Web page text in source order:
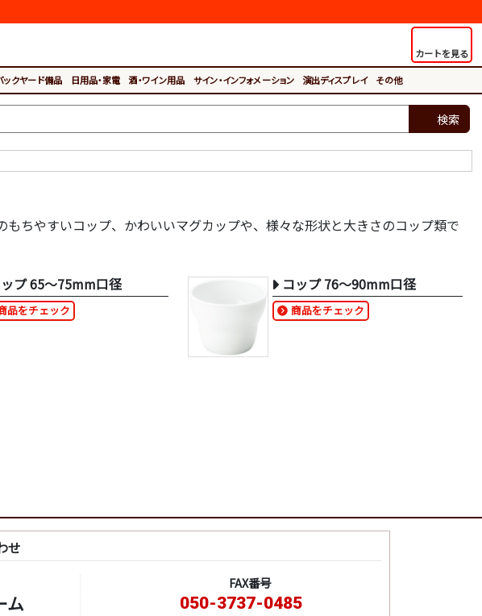
カートを見る
ックヤード備品 日用品・家電 酒・ワイン用品 サイン・インフォメーション 演出ディスプレイ その他
検索
ちやすいコップ、かわいいマグカップや、様々な形状と大きさのコップ類で
プ 65～75mm口径
品をチェック
コップ 76～90mm口径
商品をチェック
せ
ム
FAX番号
050-3737-0485